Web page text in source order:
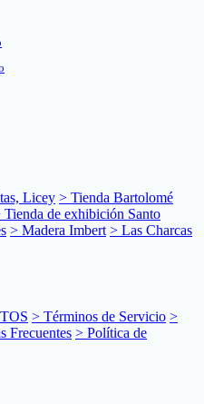
Licey > Tienda Bartolomé
Tienda de exhibición Santo
> Madera Imbert > Las Charcas
> Términos de Servicio >
Frecuentes > Política de